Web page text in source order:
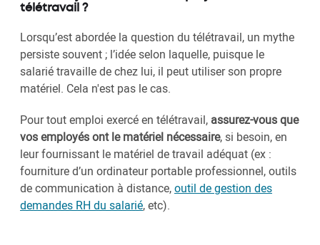
télétravail ?
Lorsqu’est abordée la question du télétravail, un mythe
persiste souvent ; l’idée selon laquelle, puisque le
salarié travaille de chez lui, il peut utiliser son propre
matériel. Cela n'est pas le cas.
Pour tout emploi exercé en télétravail, assurez-vous que
vos employés ont le matériel nécessaire, si besoin, en
leur fournissant le matériel de travail adéquat (ex :
fourniture d’un ordinateur portable professionnel, outils
de communication à distance,outil de gestion des
demandes RH du salarié, etc).